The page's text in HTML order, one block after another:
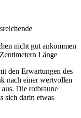
nicht gut ankommen
Länge
den Erwartungen des
nach einer wertvollen
Die rotbraune
sich darin etwas